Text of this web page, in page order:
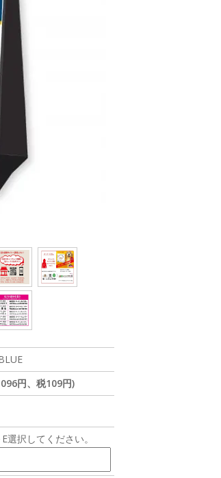
円、税109円)
選択してください。